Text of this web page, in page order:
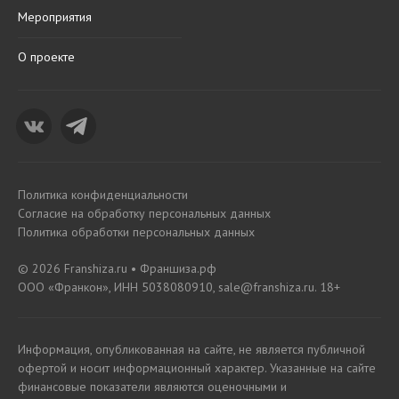
Мероприятия
О проекте
Политика конфиденциальности
Согласие на обработку персональных данных
Политика обработки персональных данных
© 2026 Franshiza.ru • Франшиза.рф
ООО «Франкон», ИНН 5038080910, sale@franshiza.ru. 18+
Информация, опубликованная на сайте, не является публичной
офертой и носит информационный характер. Указанные на сайте
финансовые показатели являются оценочными и